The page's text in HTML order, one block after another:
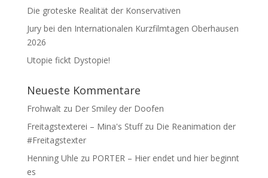
Die groteske Realität der Konservativen
Jury bei den Internationalen Kurzfilmtagen Oberhausen
2026
Utopie fickt Dystopie!
Neueste Kommentare
Frohwaltzu Der Smiley der Doofen
Freitagstexterei – Mina's Stuffzu Die Reanimation der
#Freitagstexter
Henning Uhle zu PORTER – Hier endet und hier beginnt
es